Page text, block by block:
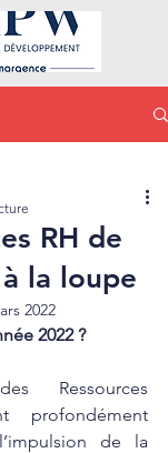
RH de
la loupe
2022
2022 ?
Ressources
profondément
de la